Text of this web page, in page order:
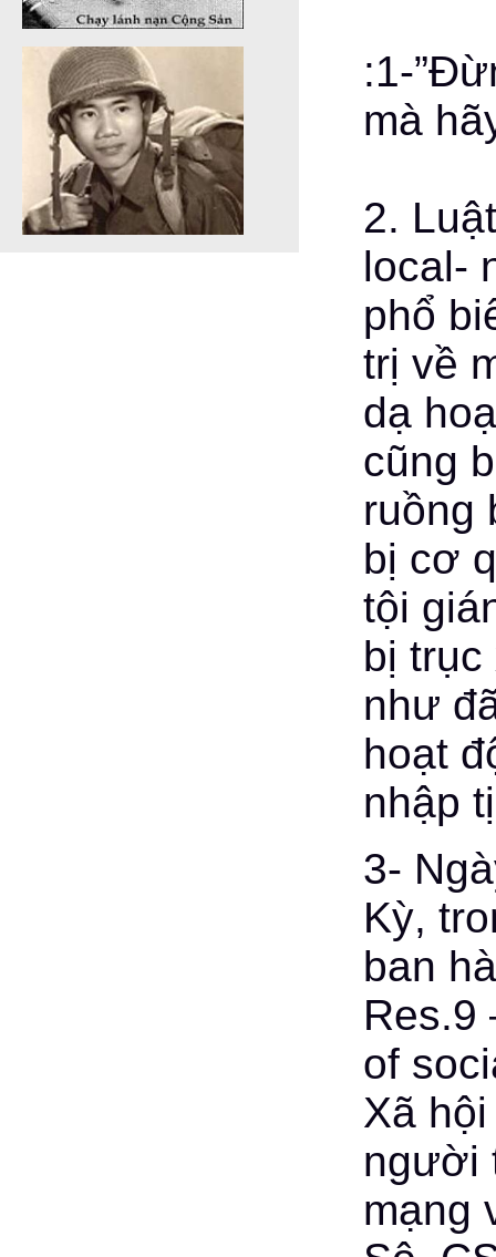
:1-
mà
2.
local-
phổ
trị về
dạ
cũng
ruồng
bị cơ
tội
bị
như
hoạt
nhập
3-
Kỳ,
ban
Res.9
of
Xã
người
mạng